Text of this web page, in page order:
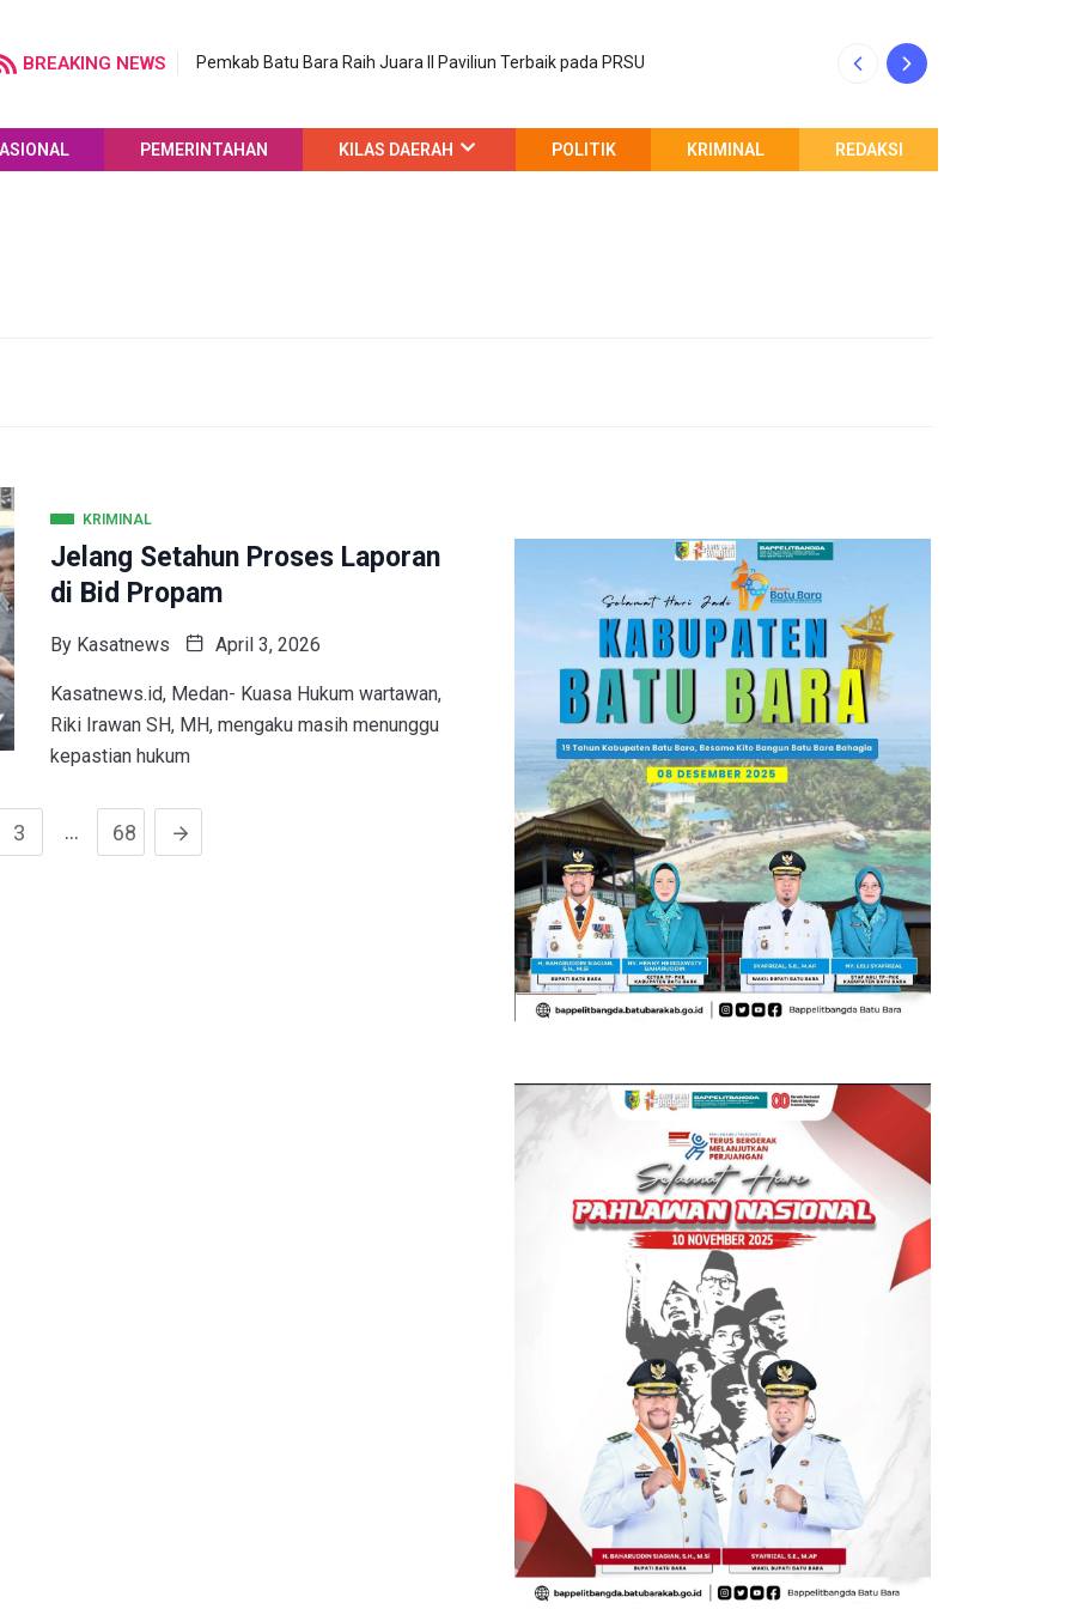
BREAKING NEWS Pemkab Batu Bara Raih Juara II Paviliun Terbaik pada PRSU
PEMERINTAHAN KILAS DAERAH POLITIK KRIMINAL REDAKSI
KRIMINAL
Jelang Setahun Proses Laporan
di Bid Propam
By Kasatnews April 3, 2026
Kasatnews.id, Medan- Kuasa Hukum wartawan,
Riki Irawan SH, MH, mengaku masih menunggu
kepastian hukum
3 … 68